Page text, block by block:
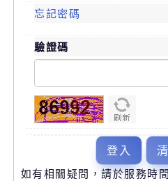
忘
密
忘記密碼
驗證碼
如有相關疑問，請於服務時